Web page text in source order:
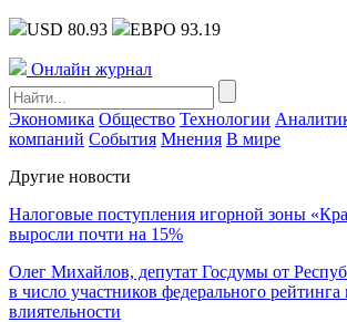
USD 80.93 ЕВРО 93.19
Онлайн журнал
Экономика Общество Технологии
компаний События Мнения В мире
Другие новости
Налоговые поступления игорной зоны
выросли почти на 15%
Олег Михайлов, депутат Госдумы от
в число участников федерального рейтинга
влиятельности